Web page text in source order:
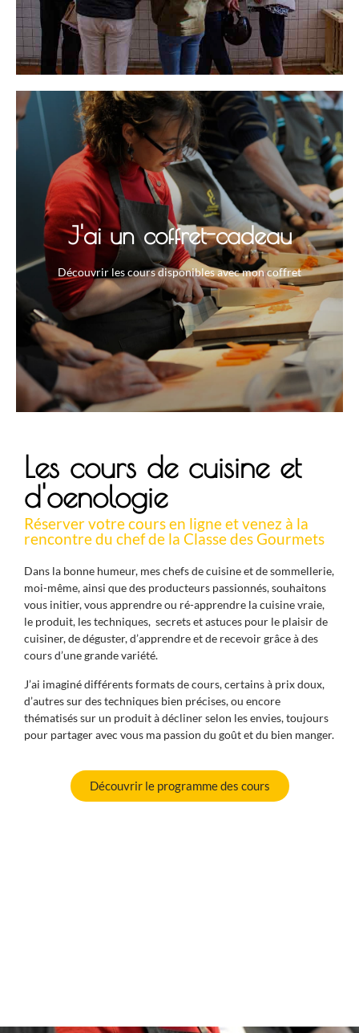
J'ai un coffret-cadeau
Découvrir les cours disponibles avec mon coffret
Les cours de cuisine et
d'oenologie
Réserver votre cours en ligne et venez à la
rencontre du chef de la Classe des Gourmets
Dans la bonne humeur, mes chefs de cuisine et de sommellerie,
moi-même, ainsi que des producteurs passionnés, souhaitons
vous initier, vous apprendre ou ré-apprendre la cuisine vraie,
le produit, les techniques, secrets et astuces pour le plaisir de
cuisiner, de déguster, d’apprendre et de recevoir grâce à des
cours d’une grande variété.
J’ai imaginé différents formats de cours, certains à prix doux,
d’autres sur des techniques bien précises, ou encore
thématisés sur un produit à décliner selon les envies, toujours
pour partager avec vous ma passion du goût et du bien manger.
Découvrir le programme des cours